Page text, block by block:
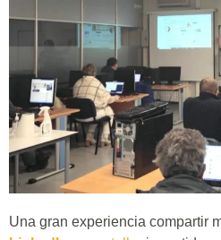
Una gran experiencia compartir